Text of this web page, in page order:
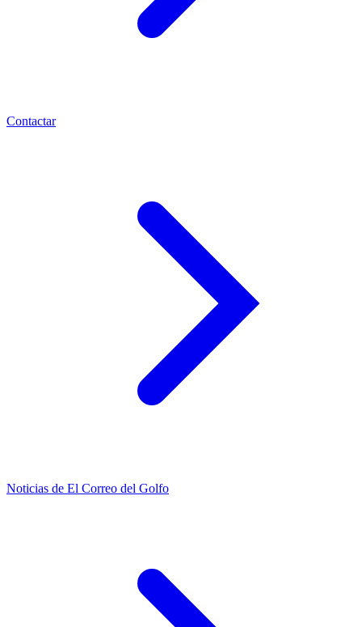
Contactar
Noticias de El Correo del Golfo